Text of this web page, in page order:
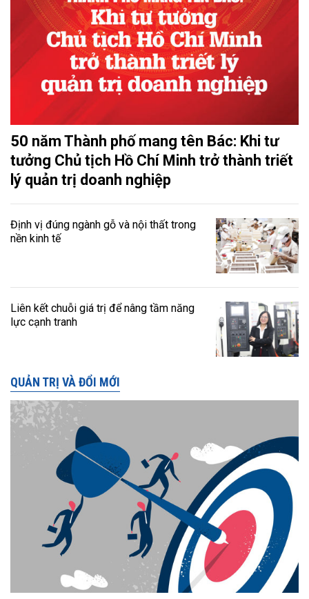
50 năm Thành phố mang tên Bác: Khi tư
tưởng Chủ tịch Hồ Chí Minh trở thành triết
lý quản trị doanh nghiệp
Định vị đúng ngành gỗ và nội thất trong
nền kinh tế
Liên kết chuỗi giá trị để nâng tầm năng
lực cạnh tranh
QUẢN TRỊ VÀ ĐỔI MỚI